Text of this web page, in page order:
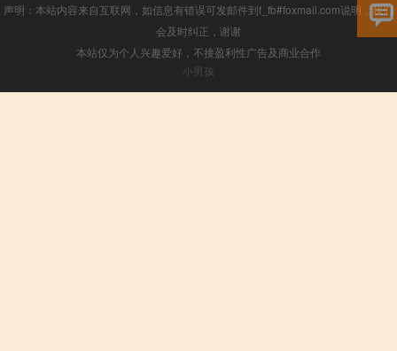
声明：本站内容来自互联网，如信息有错误可发邮件到f_fb#foxmail.com说明，我们
会及时纠正，谢谢
本站仅为个人兴趣爱好，不接盈利性广告及商业合作
小男孩